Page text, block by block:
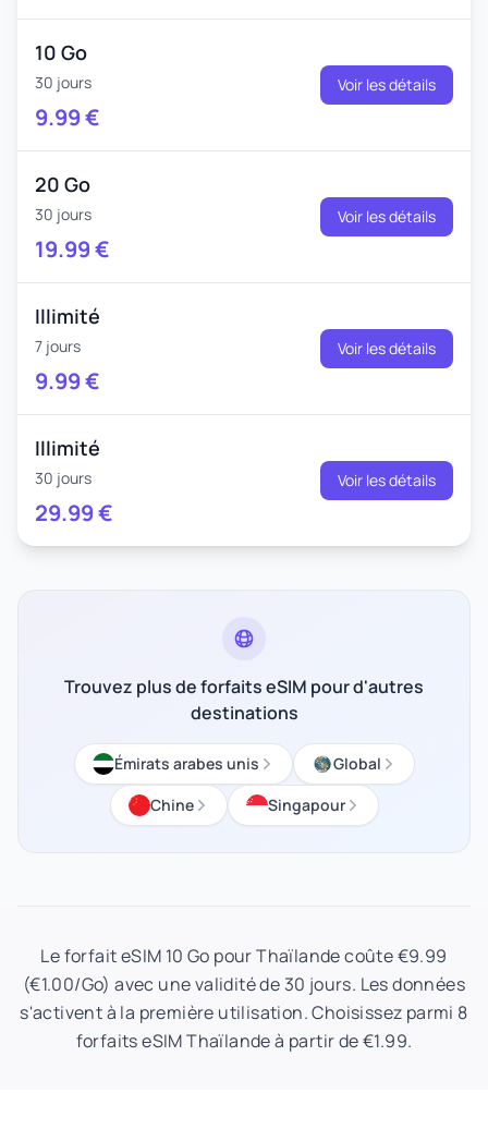
10 Go
30 jours
9.99€
Voir les détails
20 Go
30 jours
19.99€
Voir les détails
Illimité
7 jours
9.99€
Voir les détails
Illimité
30 jours
29.99€
Voir les détails
Trouvez plus de forfaits eSIM pour d'autres
destinations
Émirats arabes unis
Global
Chine
Singapour
Le forfait eSIM 10 Go pour Thaïlande coûte €9.99
(€1.00/Go) avec une validité de 30 jours. Les données
s'activent à la première utilisation. Choisissez parmi 8
forfaits eSIM Thaïlande à partir de €1.99.